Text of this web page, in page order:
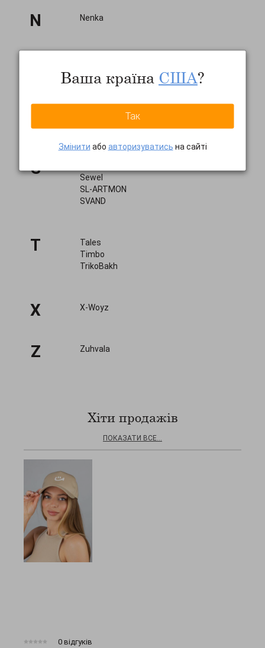
N Nenka
S
Sewel
SL-ARTMON
SVAND
T
Tales
Timbo
TrikoBakh
X X-Woyz
Z Zuhvala
Хіти продажів
ПОКАЗАТИ ВСЕ...
0 відгуків
Ваша країна США?
Так
Змінити або авторизуватись на сайті